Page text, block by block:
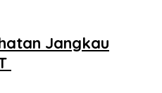
Jangkau